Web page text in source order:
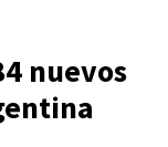
nuevos